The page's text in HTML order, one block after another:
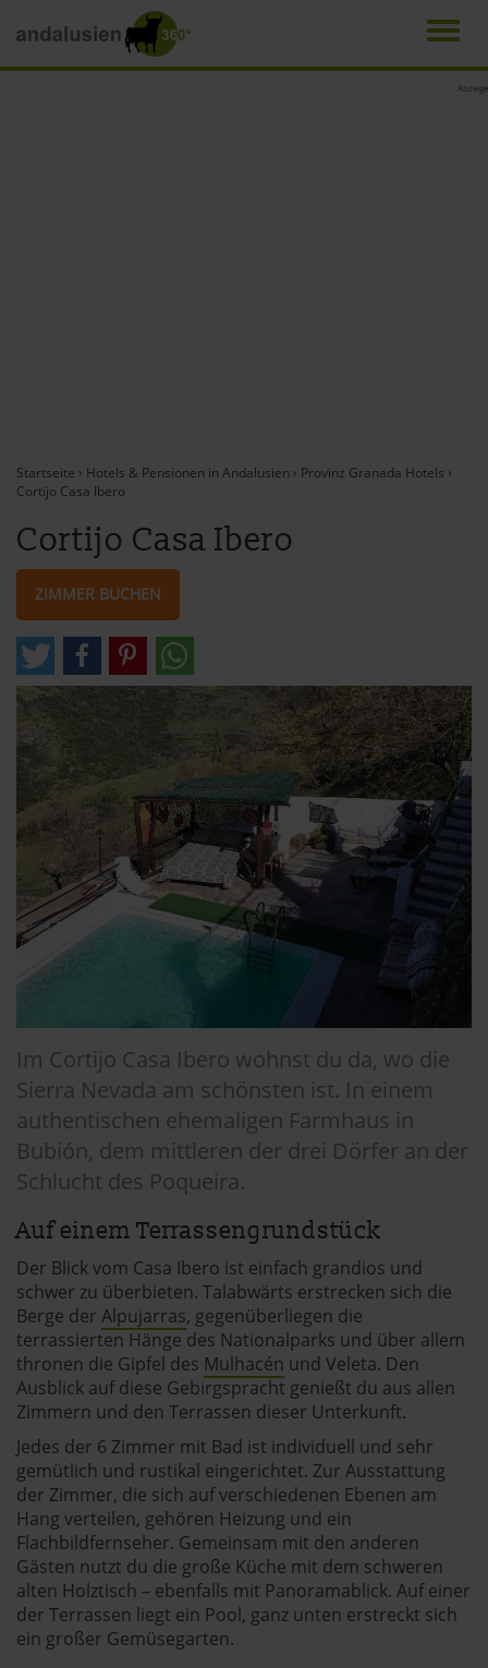
Anzeige
Startseite › Hotels & Pensionen in Andalusien › Provinz Granada Hotels ›
Cortijo Casa Ibero
Cortijo Casa Ibero
ZIMMER BUCHEN
Im Cortijo Casa Ibero wohnst du da, wo die
Sierra Nevada am schönsten ist. In einem
authentischen ehemaligen Farmhaus in
Bubión, dem mittleren der drei Dörfer an der
Schlucht des Poqueira.
Auf einem Terrassengrundstück
Der Blick vom Casa Ibero ist einfach grandios und
schwer zu überbieten. Talabwärts erstrecken sich die
Berge der Alpujarras, gegenüberliegen die
terrassierten Hänge des Nationalparks und über allem
thronen die Gipfel des Mulhacén und Veleta. Den
Ausblick auf diese Gebirgspracht genießt du aus allen
Zimmern und den Terrassen dieser Unterkunft.
Jedes der 6 Zimmer mit Bad ist individuell und sehr
gemütlich und rustikal eingerichtet. Zur Ausstattung
der Zimmer, die sich auf verschiedenen Ebenen am
Hang verteilen, gehören Heizung und ein
Flachbildfernseher. Gemeinsam mit den anderen
Gästen nutzt du die große Küche mit dem schweren
alten Holztisch – ebenfalls mit Panoramablick. Auf einer
der Terrassen liegt ein Pool, ganz unten erstreckt sich
ein großer Gemüsegarten.